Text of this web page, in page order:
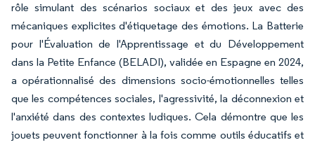
rôle simulant des scénarios sociaux et des jeux avec des
mécaniques explicites d'étiquetage des émotions. La Batterie
pour l'Évaluation de l'Apprentissage et du Développement
dans la Petite Enfance (BELADI), validée en Espagne en 2024,
a opérationnalisé des dimensions socio-émotionnelles telles
que les compétences sociales, l'agressivité, la déconnexion et
l'anxiété dans des contextes ludiques. Cela démontre que les
jouets peuvent fonctionner à la fois comme outils éducatifs et